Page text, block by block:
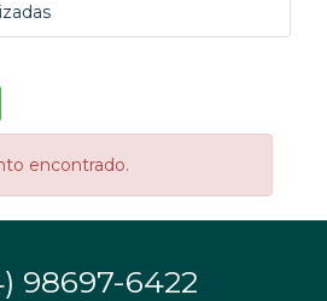
encontrado.
98697-6422